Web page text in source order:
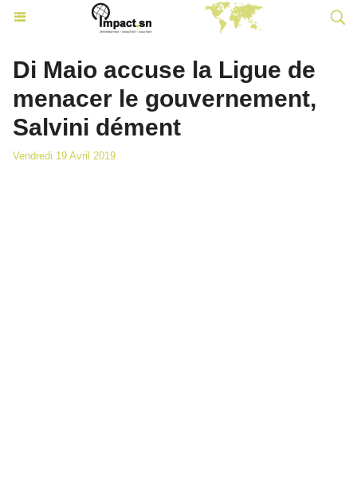
Di Maio accuse la Ligue de
menacer le gouvernement,
Salvini dément
Vendredi 19 Avril 2019